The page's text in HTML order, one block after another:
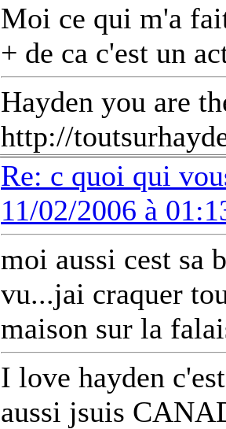
Moi ce qui m'a
+ de ca c'est un
Hayden you are
http://
Re: c quoi qui
11/02/2006 à
moi aussi cest sa
vu...jai craquer
maison sur la
I love hayden
aussi jsuis